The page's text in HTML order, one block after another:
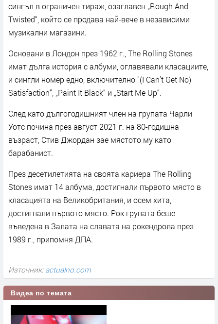
сингъл в ограничен тираж, озаглавен „Rough And
Twisted“, който се продава най-вече в независими
музикални магазини.
Основани в Лондон през 1962 г., The Rolling Stones
имат дълга история с албуми, оглавявали класациите,
и сингли номер едно, включително "(I Can't Get No)
Satisfaction“, „Paint It Black“ и „Start Me Up“.
След като дългогодишният член на групата Чарли
Уотс почина през август 2021 г. на 80-годишна
възраст, Стив Джордан зае мястото му като
барабанист.
През десетилетията на своята кариера The Rolling
Stones имат 14 албума, достигнали първото място в
класацията на Великобритания, и осем хита,
достигнали първото място. Рок групата беше
въведена в Залата на славата на рокендрола през
1989 г., припомня ДПА.
Източник:actualno.com
Видеа по темата